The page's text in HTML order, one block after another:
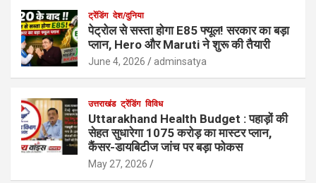
ट्रेंडिंग देश/दुनिया
पेट्रोल से सस्ता होगा E85 फ्यूल! सरकार का बड़ा
प्लान, Hero और Maruti ने शुरू की तैयारी
June 4, 2026 adminsatya
उत्तराखंड ट्रेंडिंग विविध
Uttarakhand Health Budget : पहाड़ों की
सेहत सुधारेगा 1075 करोड़ का मास्टर प्लान,
कैंसर-डायबिटीज जांच पर बड़ा फोकस
May 27, 2026